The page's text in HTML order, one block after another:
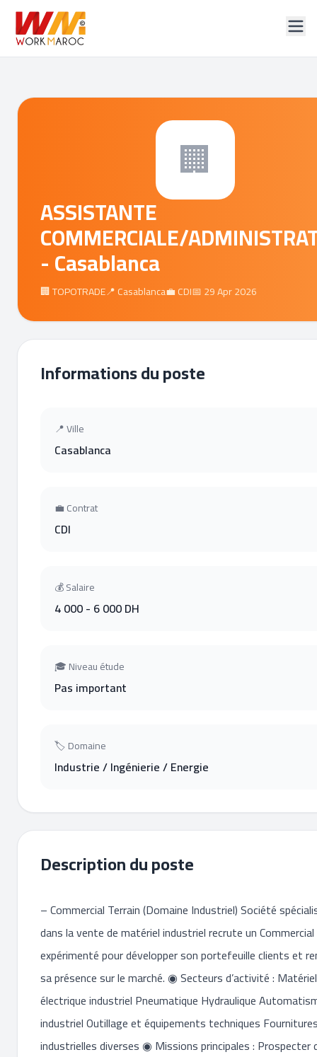
🏢
ASSISTANTE
COMMERCIALE/
- Casablanca
🏢 TOPOTRADE📍 Casablanca💼 CDI📅 29 Apr 2026
Informations du poste
📍 Ville
Casablanca
💼 Contrat
CDI
💰 Salaire
4 000 - 6 000 DH
🎓 Niveau étude
Pas important
🏷 Domaine
Industrie / Ingénierie / Energie
Description du poste
– Commercial Terrain (Domaine Industriel) Société
dans la vente de matériel industriel recrute un
expérimenté pour développer son portefeuille clients et
sa présence sur le marché. ◉ Secteurs d’activité : Matériel
électrique industriel Pneumatique Hydraulique
industriel Outillage et équipements techniques
industrielles diverses ◉ Missions principales : Prospecter